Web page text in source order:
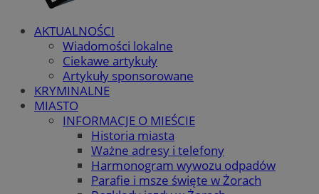
AKTUALNOŚCI
Wiadomości lokalne
Ciekawe artykuły
Artykuły sponsorowane
KRYMINALNE
MIASTO
INFORMACJE O MIEŚCIE
Historia miasta
Ważne adresy i telefony
Harmonogram wywozu odpadów
Parafie i msze święte w Żorach